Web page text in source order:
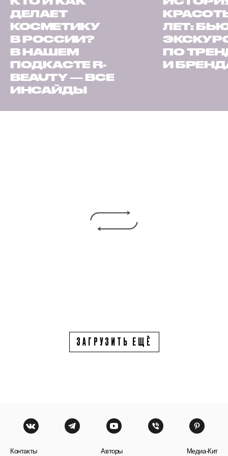
ДЕЛАЕТ
КОСМЕТИКУ
В РОССИИ?
В НАШЕМ
ПОДКАСТЕ R-
BEAUTY — ВСЕ
ИНСАЙДЫ
ЛЕТ:
ПО
И
ЗАГРУЗИТЬ ЕЩЁ
Контакты Авторы Медиа-Кит